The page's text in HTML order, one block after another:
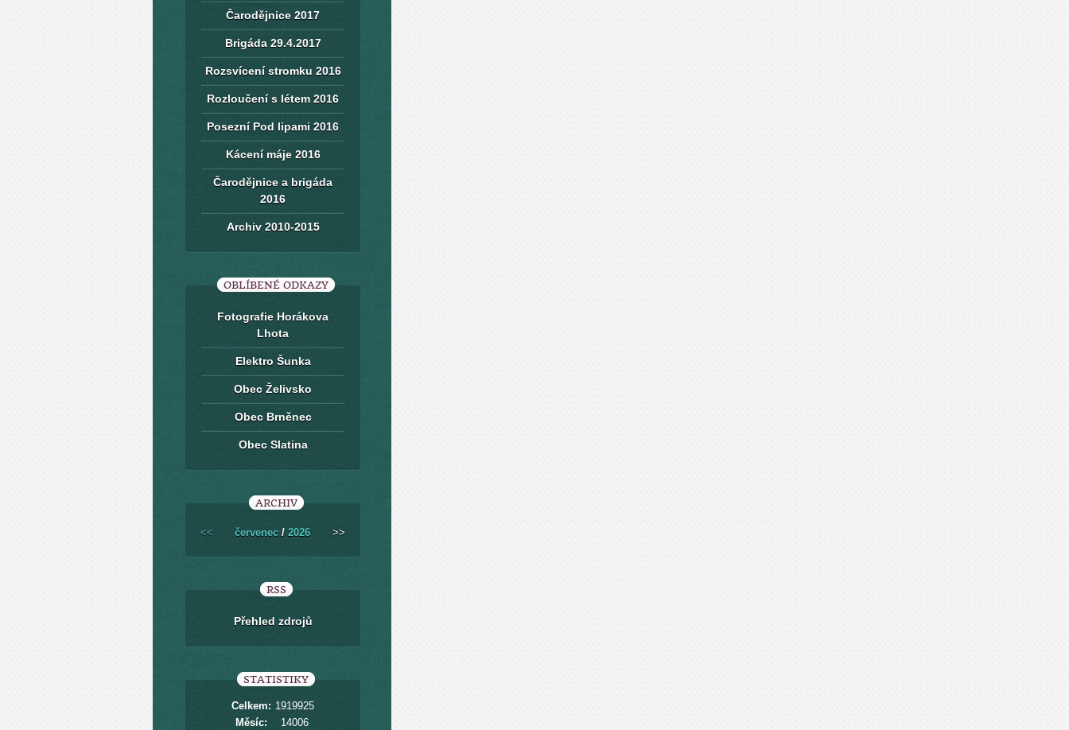
Čarodějnice 2017
Brigáda 29.4.2017
Rozsvícení stromku 2016
Rozloučení s létem 2016
Posezní Pod lipami 2016
Kácení máje 2016
Čarodějnice a brigáda
2016
Archiv 2010-2015
OBLÍBENÉ ODKAZY
Fotografie Horákova
Lhota
Elektro Šunka
Obec Želivsko
Obec Brněnec
Obec Slatina
ARCHIV
<< červenec / 2026 >>
RSS
Přehled zdrojů
STATISTIKY
Celkem: 1919925
Měsíc:
14006